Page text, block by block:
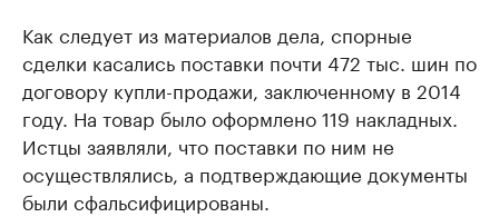
Как следует из материалов дела, спорные
сделки касались поставки почти 472 тыс. шин по
договору купли-продажи, заключенному в 2014
году. На товар было оформлено 119 накладных.
Истцы заявляли, что поставки по ним не
осуществлялись, а подтверждающие документы
были сфальсифицированы.